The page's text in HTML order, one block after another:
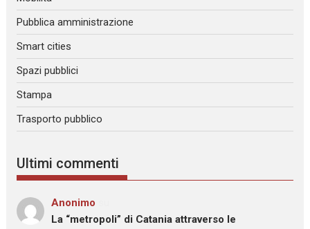
Pubblica amministrazione
Smart cities
Spazi pubblici
Stampa
Trasporto pubblico
Ultimi commenti
Anonimo
La “metropoli” di Catania attraverso le